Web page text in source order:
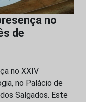
no
de
no XXIV
no Palácio de
Salgados. Este